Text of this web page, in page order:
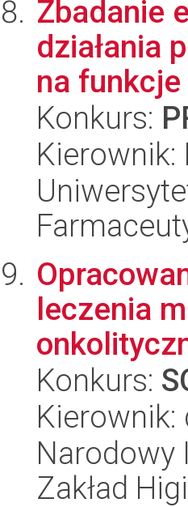
Zbadanie
działania
na
Konkurs:
Kierownik:
leczenia
Konkurs:
Kierownik:
Narodowy
Zakład